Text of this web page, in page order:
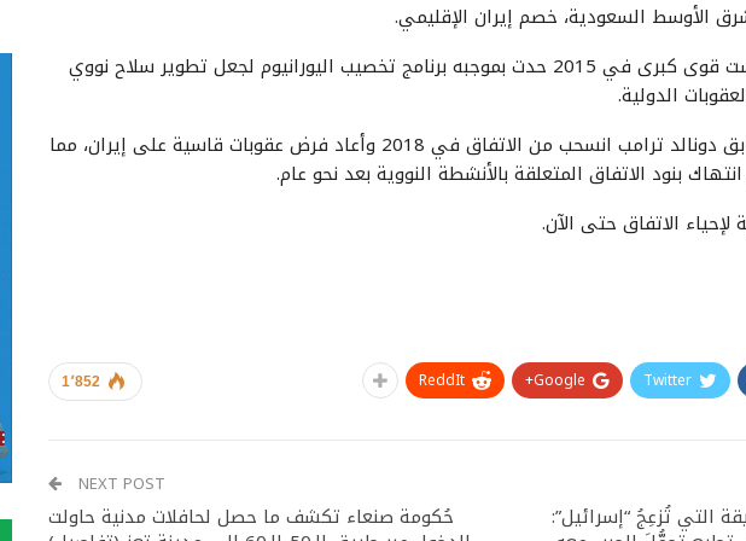
الأوسط السعودية، خصم إيران الإقليمي.
وأبرمت طهران اتفاقا مع ست قوى كبرى في 2015 حدت بموجبه برنامج تخصيب اليورانيوم لجعل تطوير سلاح نووي
الدولية.
لكن الرئيس الأمريكي السابق دونالد ترامب انسحب من الاتفاق في 2018 وأعاد فرض عقوبات قاسية على إيران، مما
بنود الاتفاق المتعلقة بالأنشطة النووية بعد نحو عام.
الاتفاق حتى الآن.
1٬852 Twitter
Google+
ReddIt
التي تُزعِجُ “إسرائيل”:
NEXT POST
حُكومة صنعاء تكشف ما حصل لحافلات مدنية حاولت